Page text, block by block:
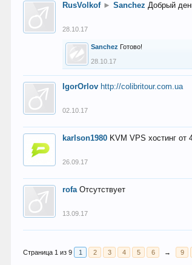
RusVolkof ► Sanchez Добрый
28.10.17
Sanchez Готово!
28.10.17
IgorOrlov http://colibritour.com.ua
02.10.17
karlson1980 KVM VPS хостинг
26.09.17
rofa Отсутствует
13.09.17
Страница 1 из 9 1 2 3 4 5 6 → 9